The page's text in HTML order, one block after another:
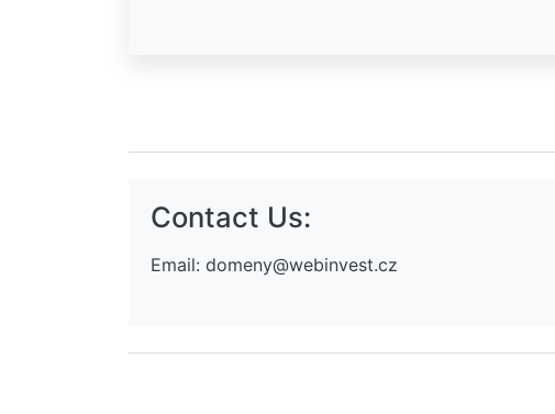
Contact Us:
Email: domeny@webinvest.cz